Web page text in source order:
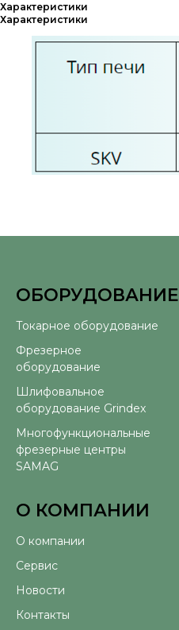
Характеристики
Характеристики
ОБОРУДОВАНИЕ
Токарное оборудование
Фрезерное
оборудование
Шлифовальное
оборудование Grindex
Многофункциональные
фрезерные центры
SAMAG
О КОМПАНИИ
О компании
Сервис
Новости
Контакты